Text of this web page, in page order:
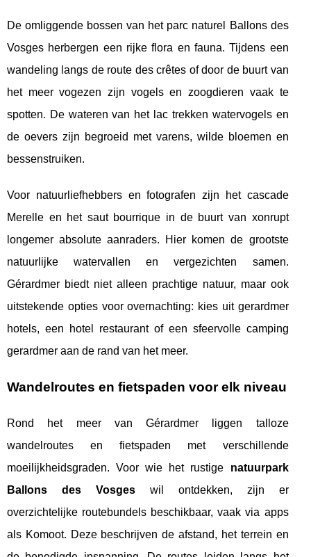
De omliggende bossen van het parc naturel Ballons des
Vosges herbergen een rijke flora en fauna. Tijdens een
wandeling langs de route des crêtes of door de buurt van
het meer vogezen zijn vogels en zoogdieren vaak te
spotten. De wateren van het lac trekken watervogels en
de oevers zijn begroeid met varens, wilde bloemen en
bessenstruiken.
Voor natuurliefhebbers en fotografen zijn het cascade
Merelle en het saut bourrique in de buurt van xonrupt
longemer absolute aanraders. Hier komen de grootste
natuurlijke watervallen en vergezichten samen.
Gérardmer biedt niet alleen prachtige natuur, maar ook
uitstekende opties voor overnachting: kies uit gerardmer
hotels, een hotel restaurant of een sfeervolle camping
gerardmer aan de rand van het meer.
Wandelroutes en fietspaden voor elk niveau
Rond het meer van Gérardmer liggen talloze
wandelroutes en fietspaden met verschillende
moeilijkheidsgraden. Voor wie het rustige natuurpark
Ballons des Vosgeswil ontdekken, zijn er
overzichtelijke routebundels beschikbaar, vaak via apps
als Komoot. Deze beschrijven de afstand, het terrein en